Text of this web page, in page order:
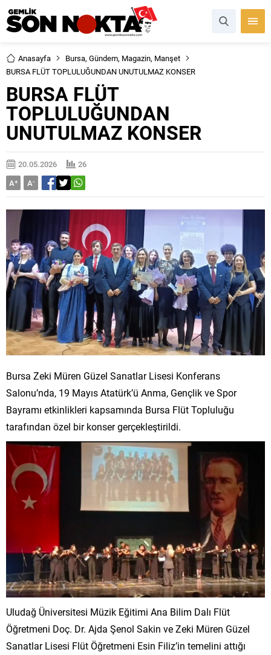
Anasayfa Bursa, Gündem, Magazin, Manşet
BURSA FLÜT TOPLULUĞUNDAN UNUTULMAZ KONSER
BURSA FLÜT
TOPLULUĞUNDAN
UNUTULMAZ KONSER
20.05.2026
26
A+ A-
Bursa Zeki Müren Güzel Sanatlar Lisesi Konferans
Salonu’nda, 19 Mayıs Atatürk’ü Anma, Gençlik ve Spor
Bayramı etkinlikleri kapsamında Bursa Flüt Topluluğu
tarafından özel bir konser gerçekleştirildi.
Uludağ Üniversitesi Müzik Eğitimi Ana Bilim Dalı Flüt
Öğretmeni Doç. Dr. Ajda Şenol Sakin ve Zeki Müren Güzel
Sanatlar Lisesi Flüt Öğretmeni Esin Filiz’in temelini attığı